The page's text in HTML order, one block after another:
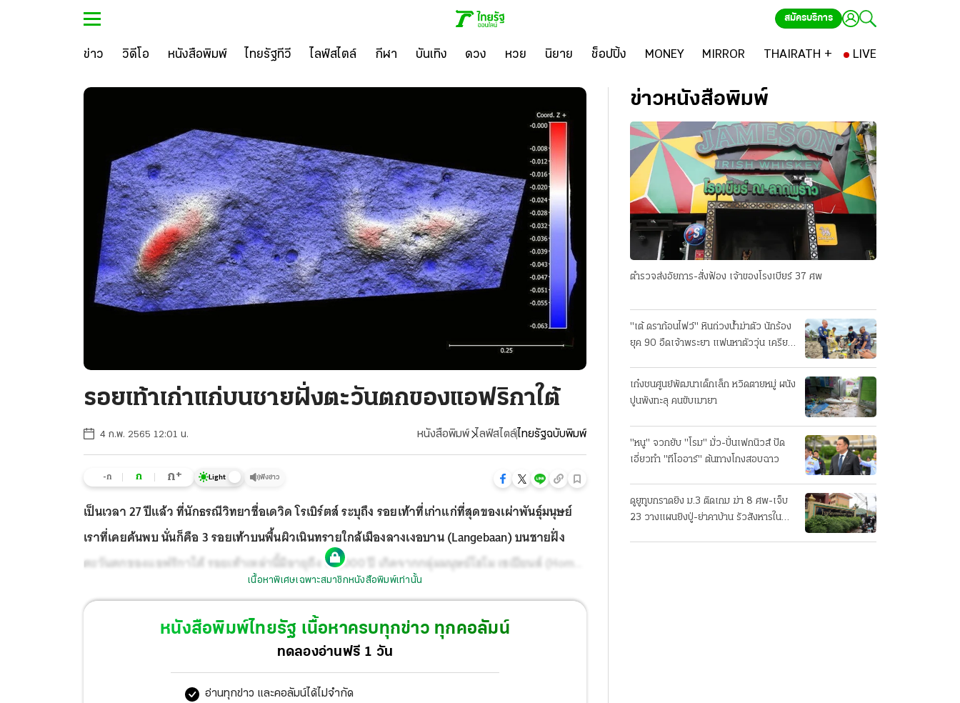
สมัครบริการ
ข่าว วิดีโอ หนังสือพิมพ์ ไทยรัฐทีวี ไลฟ์สไตล์ กีฬา บันเทิง ดวง หวย นิยาย ช็อปปิ้ง MONEY MIRROR THAIRATH + LIVE
รอยเท้าเก่าแก่บนชายฝั่งตะวันตกของแอฟริกาใต้
4 ก.พ. 2565 12:01 น. หนังสือพิมพ์ ไลฟ์สไตล์ไทยรัฐฉบับพิมพ์
-ก ก ก+ Light ฟังข่าว
เป็นเวลา 27 ปีแล้ว ที่นักธรณีวิทยาชื่อเดวิด โรเบิร์ตส์ ระบุถึง รอยเท้าที่เก่าแก่ที่สุดของเผ่าพันธุ์มนุษย์
เราที่เคยค้นพบ นั่นก็คือ 3 รอยเท้าบนพื้นผิวเนินทรายใกล้เมืองลางเงอบาน (Langebaan) บนชายฝั่ง
ตะวันตกของแอฟริกาใต้ รอยเท้าเหล่านี้มีอายุถึง 117,000 ปี เกิดจากกลุ่มมนุษย์โฮโม เซเปียนส์ (Homo
sapiens) รอยเท้าดังกล่าวกลายเป็นที่รู้จักอย่างแพร่หลายในชื่อ “รอยเท้าของอีฟ” (Eve’s footprints)
เนื้อหาพิเศษเฉพาะสมาชิกหนังสือพิมพ์เท่านั้น
หนังสือพิมพ์ไทยรัฐ เนื้อหาครบทุกข่าว ทุกคอลัมน์
ทดลองอ่านฟรี 1 วัน
อ่านทุกข่าว และคอลัมน์ได้ไม่จำกัด
ข่าวหนังสือพิมพ์
ตำรวจส่งอัยการ-สั่งฟ้อง เจ้าของโรงเบียร์ 37 ศพ
"เต้ ดราก้อนไฟว์" หินถ่วงน้ำฆ่าตัว นักร้อง
ยุค 90 อืดเจ้าพระยา แฟนหาตัววุ่น เครียด
เก๋งชนศูนย์พัฒนาเด็กเล็ก หวิดตายหมู่ ผนัง
ปูนพังทะลุ คนขับเมายา
"หนู" จวกยับ "โรม" มั่ว-ปั่นเฟกนิวส์ ปัด
เอี่ยวทํา "ทีโออาร์" ต้นทางโกงสอบฉาว
ดูยูทูบกราดยิง ม.3 ติดเกม ฆ่า 8 ศพ-เจ็บ
23 วางแผนยิงปู่-ย่าคาบ้าน รัวสังหารใน